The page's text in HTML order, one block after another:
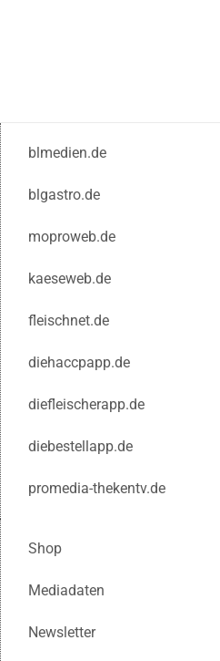
blmedien.de
blgastro.de
moproweb.de
kaeseweb.de
fleischnet.de
diehaccpapp.de
diefleischerapp.de
diebestellapp.de
promedia-thekentv.de
Shop
Mediadaten
Newsletter